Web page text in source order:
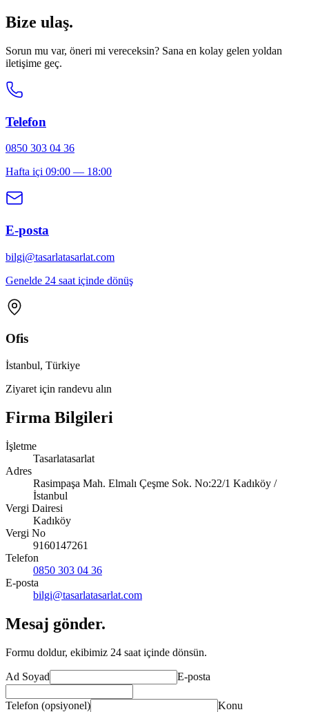
Bize ulaş.
Sorun mu var, öneri mi vereceksin? Sana en kolay gelen yoldan
iletişime geç.
Telefon
0850 303 04 36
Hafta içi 09:00 — 18:00
E-posta
bilgi@tasarlatasarlat.com
Genelde 24 saat içinde dönüş
Ofis
İstanbul, Türkiye
Ziyaret için randevu alın
Firma Bilgileri
İşletme
Tasarlatasarlat
Adres
Rasimpaşa Mah. Elmalı Çeşme Sok. No:22/1 Kadıköy /
İstanbul
Vergi Dairesi
Kadıköy
Vergi No
9160147261
Telefon
0850 303 04 36
E-posta
bilgi@tasarlatasarlat.com
Mesaj gönder.
Formu doldur, ekibimiz 24 saat içinde dönsün.
Ad Soyad E-posta
Telefon (opsiyonel) Konu